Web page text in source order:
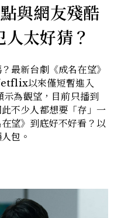
與網友殘酷
太好猜？
最新台劇《成名在望》
以來僅短暫進入
為觀望，目前只播到
不少人都想要「存」一
望》到底好不好看？以
包。